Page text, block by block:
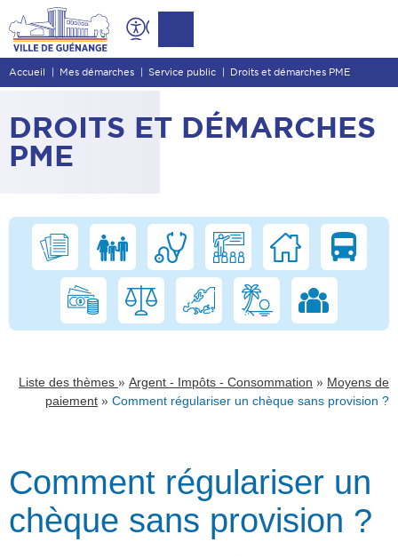
Contenu
Entête de page
Menu principal
Pied de page
Accueil Mes démarches Service public Droits et démarches PME
DROITS ET DÉMARCHES
PME
Liste des thèmes » Argent - Impôts - Consommation » Moyens de
paiement » Comment régulariser un chèque sans provision ?
Comment régulariser un
chèque sans provision ?